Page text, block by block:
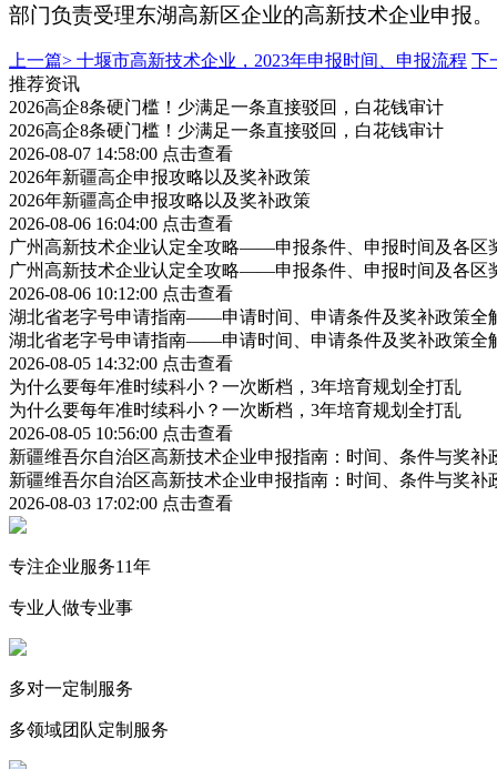
部门负责受理东湖高新区企业的高新技术企业申报。
上一篇> 十堰市高新技术企业，2023年申报时间、申报流程 下
推荐资讯
2026高企8条硬门槛！少满足一条直接驳回，白花钱审计
2026高企8条硬门槛！少满足一条直接驳回，白花钱审计
2026-08-07 14:58:00 点击查看
2026年新疆高企申报攻略以及奖补政策
2026年新疆高企申报攻略以及奖补政策
2026-08-06 16:04:00 点击查看
广州高新技术企业认定全攻略——申报条件、申报时间及各区
广州高新技术企业认定全攻略——申报条件、申报时间及各区
2026-08-06 10:12:00 点击查看
湖北省老字号申请指南——申请时间、申请条件及奖补政策全
湖北省老字号申请指南——申请时间、申请条件及奖补政策全
2026-08-05 14:32:00 点击查看
为什么要每年准时续科小？一次断档，3年培育规划全打乱
为什么要每年准时续科小？一次断档，3年培育规划全打乱
2026-08-05 10:56:00 点击查看
新疆维吾尔自治区高新技术企业申报指南：时间、条件与奖补
新疆维吾尔自治区高新技术企业申报指南：时间、条件与奖补
2026-08-03 17:02:00 点击查看
专注企业服务11年
专业人做专业事
多对一定制服务
多领域团队定制服务